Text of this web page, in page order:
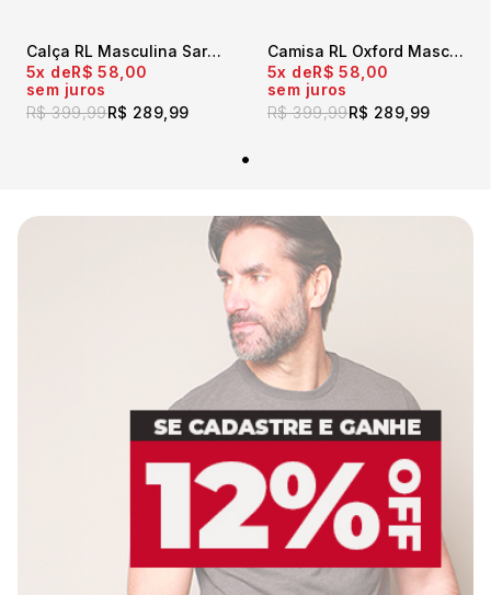
Calça RL Masculina Sarja Custom Fit Preta
R$ 399,99R$ 289,99
5x
R$ 58,00
sem juros
Camisa RL Oxford Masculina Manga Longa Marinho
R$ 399,99R$ 289,99
5x
R$ 58,00
sem juros